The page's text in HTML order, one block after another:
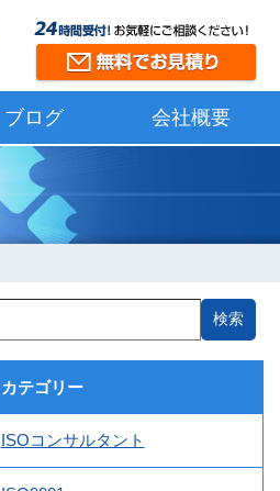
ブログ 会社概要
カテゴリー
ISOコンサルタント